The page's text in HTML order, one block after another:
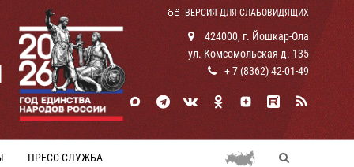
ВЕРСИЯ ДЛЯ СЛАБОВИДЯЩИХ
424000, г. Йошкар-Ола
ул. Комсомольская д. 135
+ 7 (8362) 42-01-49
ПРЕСС-СЛУЖБА